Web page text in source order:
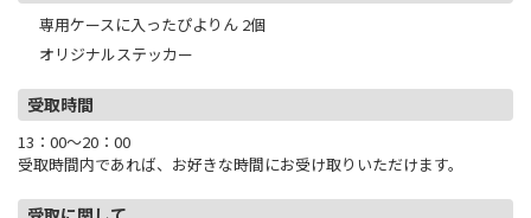
専用ケースに入ったぴよりん 2個
オリジナルステッカー
受取時間
13：00～20：00
受取時間内であれば、お好きな時間にお受け取りいただけます。